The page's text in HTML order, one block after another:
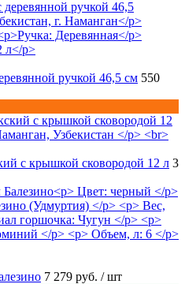
ручкой 46,5 см 550
с крышкой сковородой 12 л 3
7 279 руб. / шт